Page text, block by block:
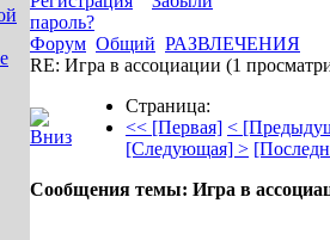
пароль?
Форум Общий РАЗВЛЕЧЕНИЯ
RE: Игра в ассоциации (1
Страница:
<< [Первая] <
[Следующая] >
Сообщения темы: Игра в